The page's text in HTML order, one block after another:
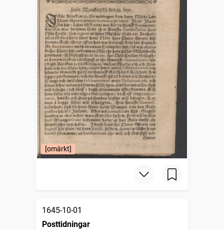
[omärkt]
1645-10-01
Posttidningar